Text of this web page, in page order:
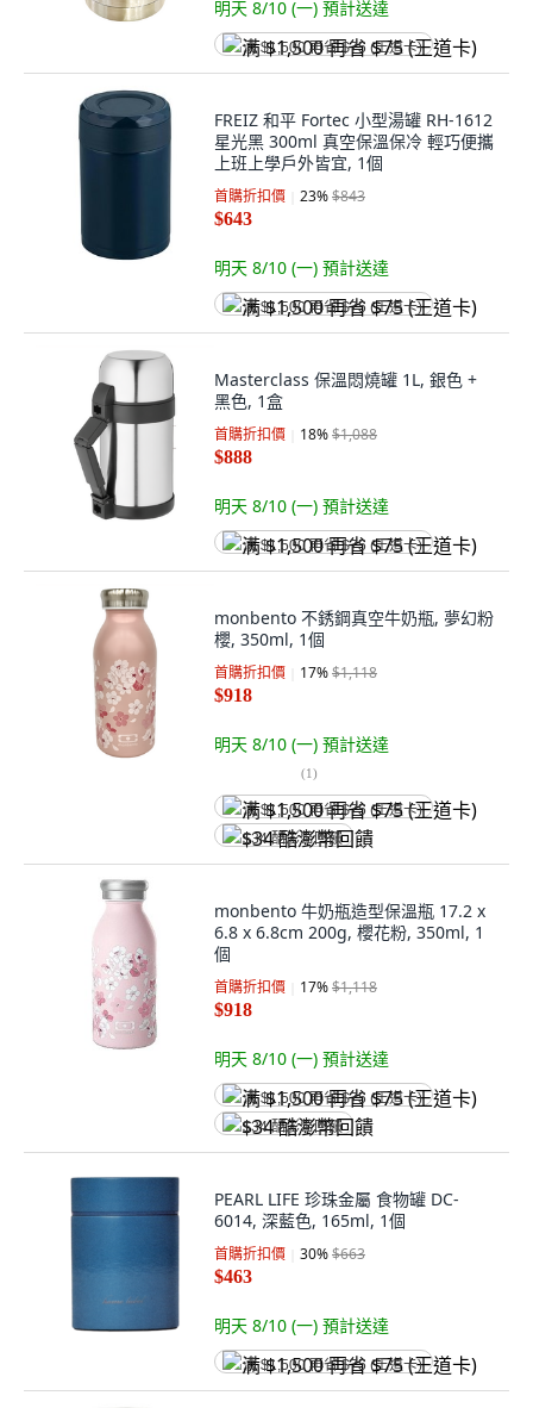
明天 8/10 (一) 預計送達
满 $1,500 再省 $75 (王道卡)
FREIZ 和平 Fortec 小型湯罐 RH-1612
星光黑 300ml 真空保溫保冷 輕巧便攜
上班上學戶外皆宜, 1個
首購折扣價 23%$843
$643
明天 8/10 (一) 預計送達
满 $1,500 再省 $75 (王道卡)
Masterclass 保溫悶燒罐 1L, 銀色 +
黑色, 1盒
首購折扣價 18%$1,088
$888
明天 8/10 (一) 預計送達
满 $1,500 再省 $75 (王道卡)
monbento 不銹鋼真空牛奶瓶, 夢幻粉
櫻, 350ml, 1個
首購折扣價 17%$1,118
$918
明天 8/10 (一) 預計送達
(1)
满 $1,500 再省 $75 (王道卡)
$34 酷澎幣回饋
monbento 牛奶瓶造型保溫瓶 17.2 x
6.8 x 6.8cm 200g, 櫻花粉, 350ml, 1
個
首購折扣價 17%$1,118
$918
明天 8/10 (一) 預計送達
满 $1,500 再省 $75 (王道卡)
$34 酷澎幣回饋
PEARL LIFE 珍珠金屬 食物罐 DC-
6014, 深藍色, 165ml, 1個
首購折扣價 30%$663
$463
明天 8/10 (一) 預計送達
满 $1,500 再省 $75 (王道卡)